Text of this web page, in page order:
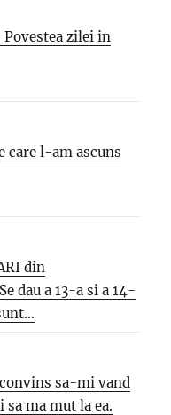
Povestea zilei in
care l-am ascuns
din
dau a 13-a si a 14-
sa-mi vand
ma mut la ea.